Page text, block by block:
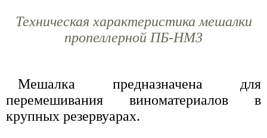
Техническая характеристика мешалки
пропеллерной ПБ-НМ3
Мешалка предназначена для
перемешивания виноматериалов в
крупных резервуарах.